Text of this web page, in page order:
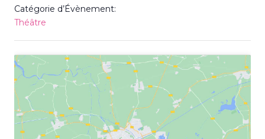
Catégorie d’Évènement:
Théâtre